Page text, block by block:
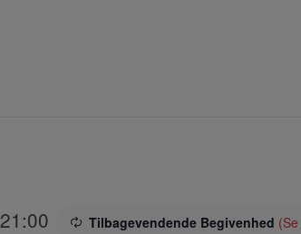
21:00 Tilbagevendende Begivenhed